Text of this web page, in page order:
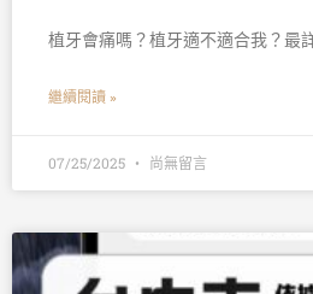
植牙會痛嗎？植牙適不適合我？最
繼續閱讀 »
07/25/2025 尚無留言